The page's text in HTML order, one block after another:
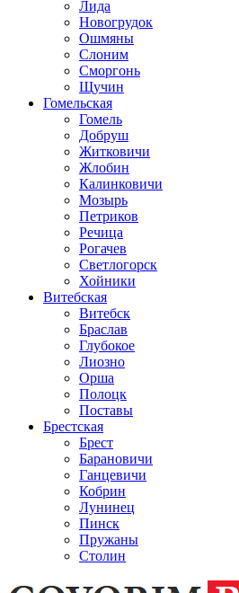
Лида
Новогрудок
Ошмяны
Слоним
Сморгонь
Щучин
Гомельская
Гомель
Добруш
Житковичи
Жлобин
Калинковичи
Мозырь
Петриков
Речица
Рогачев
Светлогорск
Хойники
Витебская
Витебск
Браслав
Глубокое
Лиозно
Орша
Полоцк
Поставы
Брестская
Брест
Барановичи
Ганцевичи
Кобрин
Лунинец
Пинск
Пружаны
Столин